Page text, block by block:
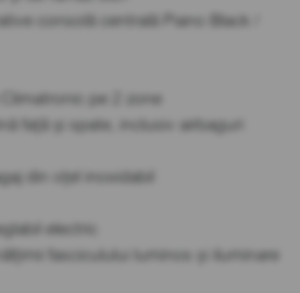
consolă centrală Piano Black /
Climatronic pe 2 zone
față și spate, inclusiv airbaguri
din oțel inoxidabil
electric
fasciculului luminos și iluminare